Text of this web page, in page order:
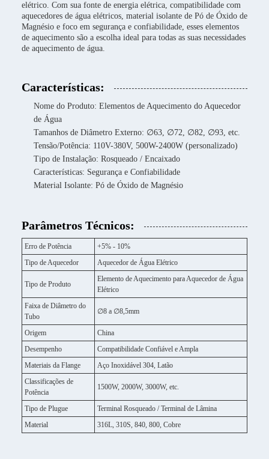
elétrico. Com sua fonte de energia elétrica, compatibilidade com
aquecedores de água elétricos, material isolante de Pó de Óxido de
Magnésio e foco em segurança e confiabilidade, esses elementos
de aquecimento são a escolha ideal para todas as suas necessidades
de aquecimento de água.
Características:
Nome do Produto: Elementos de Aquecimento do Aquecedor
de Água
Tamanhos de Diâmetro Externo: ∅63, ∅72, ∅82, ∅93, etc.
Tensão/Potência: 110V-380V, 500W-2400W (personalizado)
Tipo de Instalação: Rosqueado / Encaixado
Características: Segurança e Confiabilidade
Material Isolante: Pó de Óxido de Magnésio
Parâmetros Técnicos:
Erro de Potência
+5% - 10%
Tipo de Aquecedor
Aquecedor de Água Elétrico
Tipo de Produto
Elemento de Aquecimento para Aquecedor de Água
Elétrico
Faixa de Diâmetro do
Tubo
∅8 a ∅8,5mm
Origem
China
Desempenho
Compatibilidade Confiável e Ampla
Materiais da Flange
Aço Inoxidável 304, Latão
Classificações de
Potência
1500W, 2000W, 3000W, etc.
Tipo de Plugue
Terminal Rosqueado / Terminal de Lâmina
Material
316L, 310S, 840, 800, Cobre